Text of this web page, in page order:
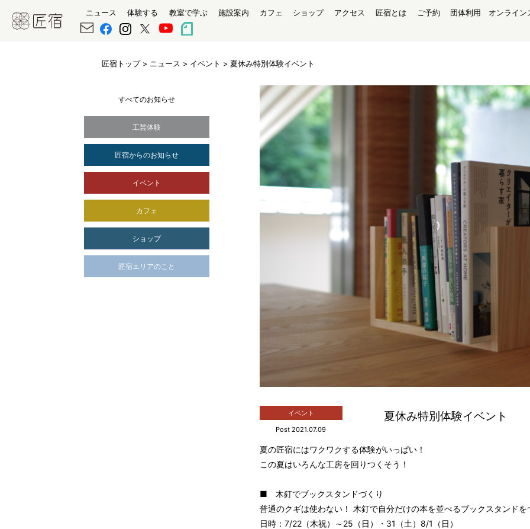
ニュース 体験する 教室で学ぶ 施設案内 カフェ ショップ アクセス 匠宿とは ご予約 団体利用 オンライン
匠宿トップ> ニュース > イベント > 夏休み特別体験イベント
イベント
Post 2021.07.09
夏休み特別体験イベント
夏の匠宿にはワクワクする体験がいっぱい！
この夏はいろんな工房を回りつくそう！
■ 木釘でブックスタンドづくり
普通のクギは使わない！ 木釘で自分だけの本を並べるブックスタンドを
日時：7/22（木祝）～25（日）・31（土）8/1（日）
すべてのお知らせ
工芸体験
匠宿からのお知らせ
イベント
カフェ
ショップ
匠宿エリアのこと